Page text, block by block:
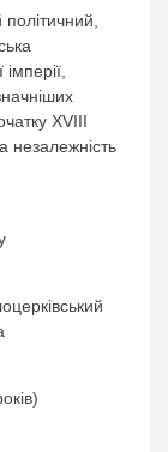
політичний,
XVIII
незалежність